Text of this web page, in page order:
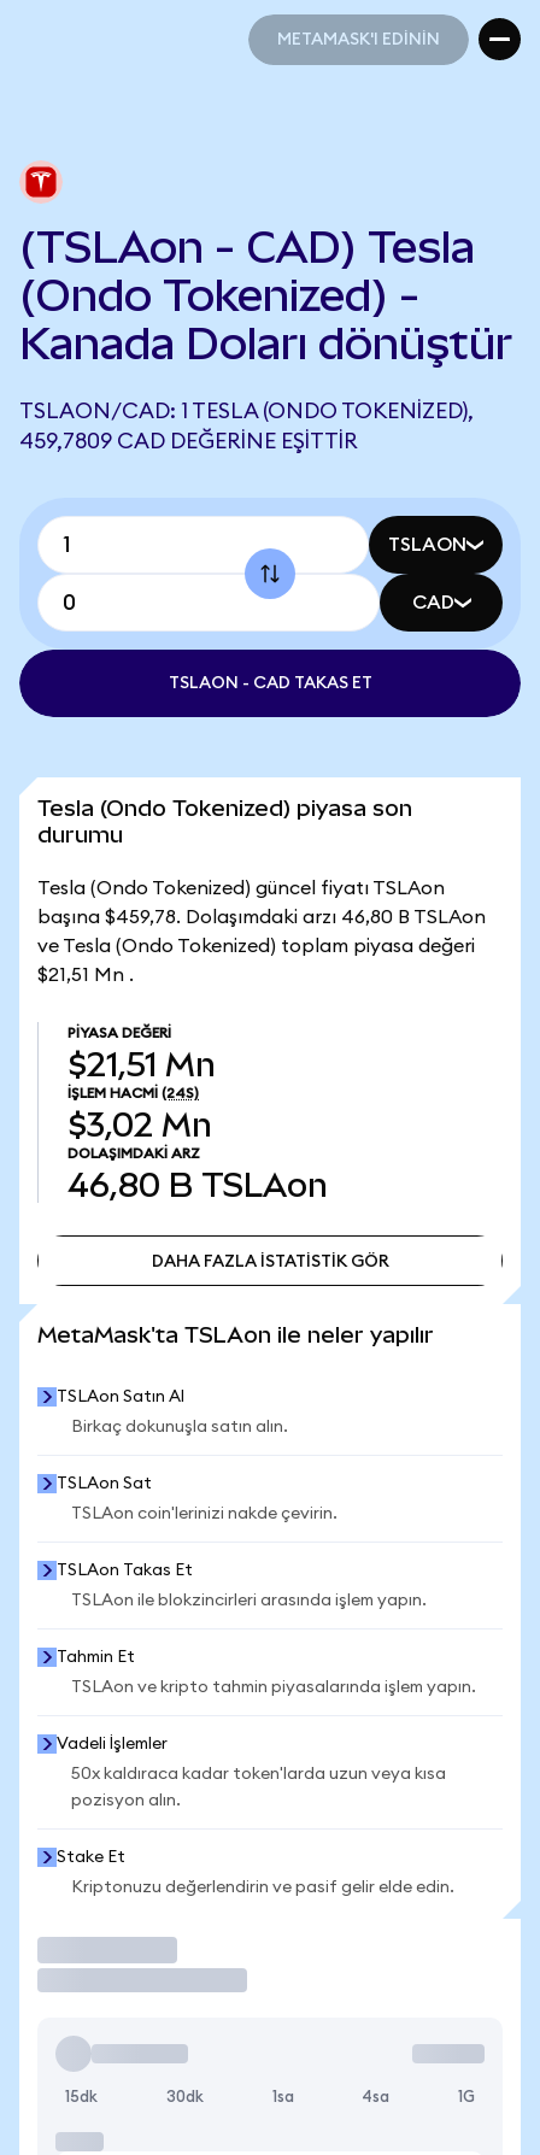
METAMASK'I EDİNİN
(TSLAon - CAD) Tesla
(Ondo Tokenized) -
Kanada Doları dönüştür
TSLAON/CAD: 1 TESLA (ONDO TOKENIZED),
459,7809 CAD DEĞERINE EŞITTIR
TSLAON
CAD
TSLAON - CAD TAKAS ET
Tesla (Ondo Tokenized) piyasa son
durumu
Tesla (Ondo Tokenized) güncel fiyatı TSLAon
başına $459,78. Dolaşımdaki arzı 46,80 B TSLAon
ve Tesla (Ondo Tokenized) toplam piyasa değeri
$21,51 Mn .
PIYASA DEĞERI
$21,51 Mn
İŞLEM HACMI (24S)
$3,02 Mn
DOLAŞIMDAKI ARZ
46,80 B TSLAon
DAHA FAZLA İSTATİSTİK GÖR
MetaMask'ta TSLAon ile neler yapılır
TSLAon Satın Al
Birkaç dokunuşla satın alın.
TSLAon Sat
TSLAon coin'lerinizi nakde çevirin.
TSLAon Takas Et
TSLAon ile blokzincirleri arasında işlem yapın.
Tahmin Et
TSLAon ve kripto tahmin piyasalarında işlem yapın.
Vadeli İşlemler
50x kaldıraca kadar token'larda uzun veya kısa
pozisyon alın.
Stake Et
Kriptonuzu değerlendirin ve pasif gelir elde edin.
15dk 30dk 1sa 4sa 1G